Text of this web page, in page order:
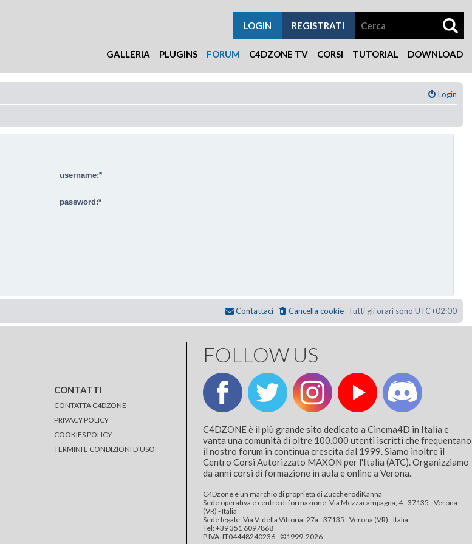
GALLERIA PLUGINS FORUM C4DZONE TV CORSI TUTORIAL DOWNLOAD
REGISTRATI
LOGIN
Login
username:
password:
Tutti gli orari sono UTC+02:00
Cancella cookie
Contattaci
CONTATTI
CONTATTA C4DZONE
PRIVACY POLICY
COOKIES POLICY
TERMINI E CONDIZIONI D'USO
FOLLOW US
C4DZONE è il più grande sito dedicato a Cinema4D in Italia e
vanta una comunità di oltre 100.000 utenti iscritti che frequentano
il nostro forum in continua crescita dal 1999. Siamo inoltre il
Centro Corsi Autorizzato MAXON per l'Italia (ATC). Organizziamo
da anni corsi di formazione in aula e online a Verona.
C4Dzone è un marchio di proprietà di ZuccherodiKanna
Sede operativa e centro di formazione: Via Mezzacampagna, 4 - 37135 - Verona
(VR) - Italia
Sede legale: Via V. della Vittoria, 27a - 37135 - Verona (VR) - Italia
Tel: +39 351 6097868‬
P.IVA: IT04448240236 - ©1999-2026